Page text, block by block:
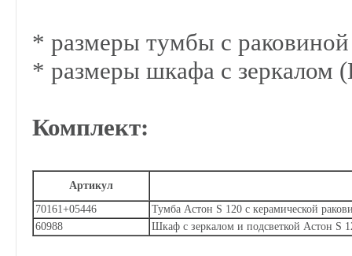
* размеры тумбы с
* размеры шкафа с
Комплект:
Артикул
70161+05446
Тумба Астон S 120 с керамической
60988
Шкаф с зеркалом и подсветкой Астон S